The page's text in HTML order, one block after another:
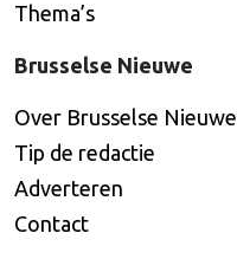
Thema’s
Brusselse Nieuwe
Over Brusselse Nieuwe
Tip de redactie
Adverteren
Contact